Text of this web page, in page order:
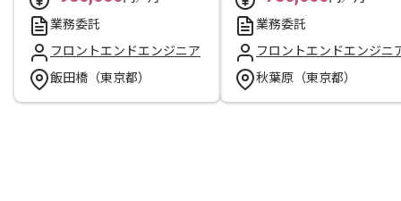
業務委託
フロントエンドエンジニア
飯田橋（東京都）
業務委託
フロントエンドエンジニ
秋葉原（東京都）